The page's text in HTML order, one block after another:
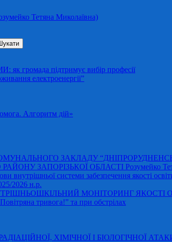
Тетяна Миколаївна)
як громада підтримує вибір професії
електроенергії”
Алгоритм дій»
КОМУНАЛЬНОГО ЗАКЛАДУ
ЗАПОРІЗЬКОЇ ОБЛАСТІ Розумейко
внутрішньої системи забезпечення якості
2026 н.р.
МОНІТОРИНГ ЯКОСТІ
тривога!” та при обстрілах
ХІМІЧНОЇ І БІОЛОГІЧНОЇ